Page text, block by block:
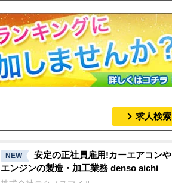
求人検索
NEW
安定の正社員雇用!カーエアコン
エンジンの製造・加工業務 denso aichi